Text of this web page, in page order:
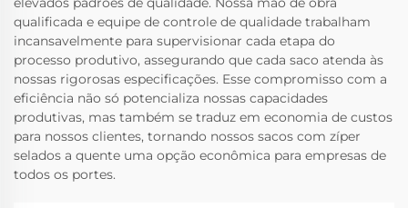
qualificada e equipe de controle de qualidade trabalham
incansavelmente para supervisionar cada etapa do
processo produtivo, assegurando que cada saco atenda às
nossas rigorosas especificações. Esse compromisso com a
eficiência não só potencializa nossas capacidades
produtivas, mas também se traduz em economia de custos
para nossos clientes, tornando nossos sacos com zíper
selados a quente uma opção econômica para empresas de
todos os portes.